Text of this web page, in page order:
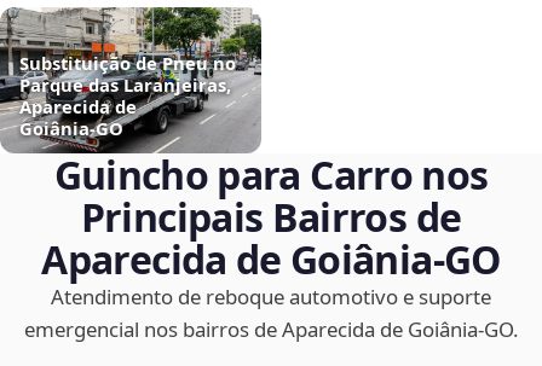
Substituição de Pneu no
Parque das Laranjeiras,
Aparecida de
Goiânia‑GO
Guincho para Carro nos
Principais Bairros de
Aparecida de Goiânia‑GO
Atendimento de reboque automotivo e suporte
emergencial nos bairros de Aparecida de Goiânia‑GO.